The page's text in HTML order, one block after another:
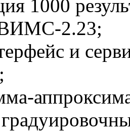
1000
ВИМС-2.23;
и